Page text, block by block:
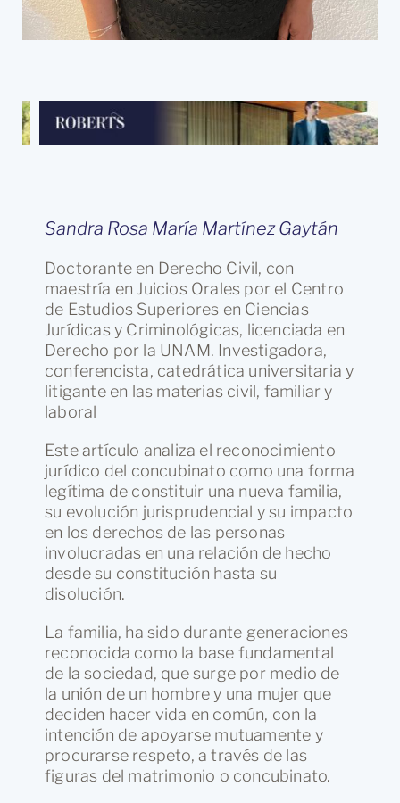
Sandra Rosa María Martínez Gaytán
Doctorante en Derecho Civil, con
maestría en Juicios Orales por el Centro
de Estudios Superiores en Ciencias
Jurídicas y Criminológicas, licenciada en
Derecho por la UNAM. Investigadora,
conferencista, catedrática universitaria y
litigante en las materias civil, familiar y
laboral
Este artículo analiza el reconocimiento
jurídico del concubinato como una forma
legítima de constituir una nueva familia,
su evolución jurisprudencial y su impacto
en los derechos de las personas
involucradas en una relación de hecho
desde su constitución hasta su
disolución.
La familia, ha sido durante generaciones
reconocida como la base fundamental
de la sociedad, que surge por medio de
la unión de un hombre y una mujer que
deciden hacer vida en común, con la
intención de apoyarse mutuamente y
procurarse respeto, a través de las
figuras del matrimonio o concubinato.